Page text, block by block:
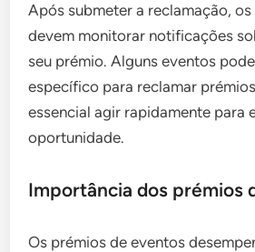
Após submeter a reclamação,
devem monitorar notificações
seu prémio. Alguns eventos
específico para reclamar
essencial agir rapidamente para
oportunidade.
Importância dos prémios
Os prémios de eventos